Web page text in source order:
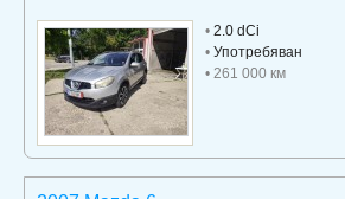
• 2.0 dCi
• Употребяван
• 261 000 км